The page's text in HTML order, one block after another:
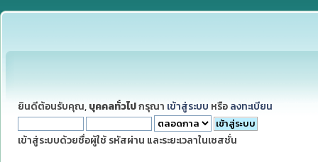
ยินดีต้อนรับคุณ, บุคคลทั่วไปกรุณา เข้าสู่ระบบ หรือ ลงทะเบียน
เข้าสู่ระบบด้วยชื่อผู้ใช้ รหัสผ่าน และระยะเวลาในเซสชั่น